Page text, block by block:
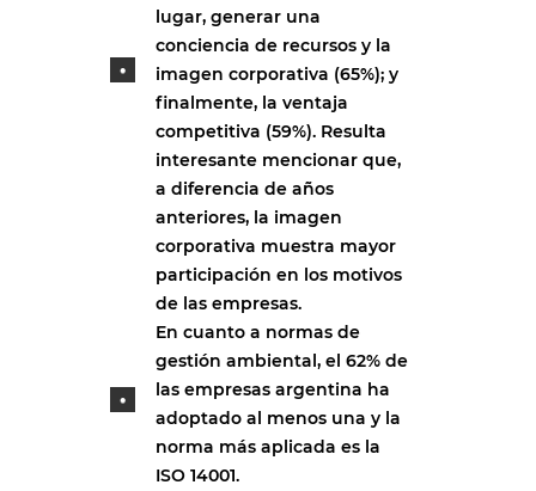
lugar, generar una
conciencia de recursos y la
imagen corporativa (65%); y
finalmente, la ventaja
competitiva (59%). Resulta
interesante mencionar que,
a diferencia de años
anteriores, la imagen
corporativa muestra mayor
participación en los motivos
de las empresas.
En cuanto a normas de
gestión ambiental, el 62% de
las empresas argentina ha
adoptado al menos una y la
norma más aplicada es la
ISO 14001.